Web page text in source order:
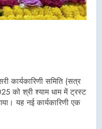
कार्यकारिणी समिति (सत्र
को श्री श्याम धाम में ट्रस्ट
यह नई कार्यकारिणी एक